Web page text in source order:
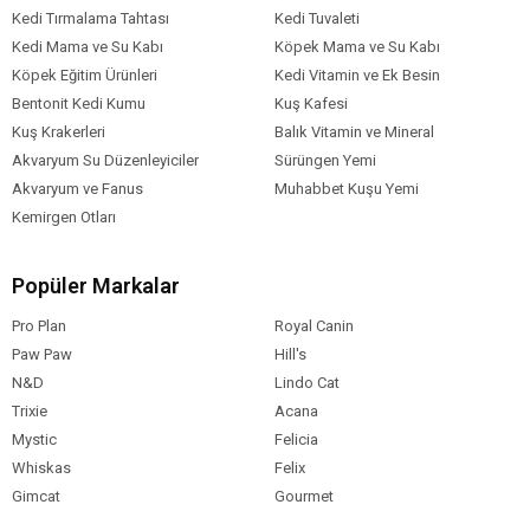
Kedi Tırmalama Tahtası
Kedi Tuvaleti
Kedi Mama ve Su Kabı
Köpek Mama ve Su Kabı
Köpek Eğitim Ürünleri
Kedi Vitamin ve Ek Besin
Bentonit Kedi Kumu
Kuş Kafesi
Kuş Krakerleri
Balık Vitamin ve Mineral
Akvaryum Su Düzenleyiciler
Sürüngen Yemi
Akvaryum ve Fanus
Muhabbet Kuşu Yemi
Kemirgen Otları
Popüler Markalar
Pro Plan
Royal Canin
Paw Paw
Hill's
N&D
Lindo Cat
Trixie
Acana
Mystic
Felicia
Whiskas
Felix
Gimcat
Gourmet